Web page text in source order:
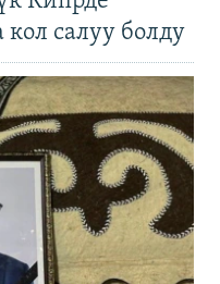
салуу болду